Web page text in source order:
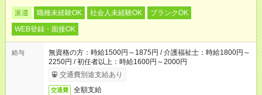
派遣 職種未経験OK 社会人未経験OK
ブランクOK
WEB登録・面接OK
給与
無資格の方：時給1500円～1875円 / 介護福祉士：時給1800円～
2250円 / 初任者以上：時給1600円～2000円
交通費別途支給あり
交通費 全額支給